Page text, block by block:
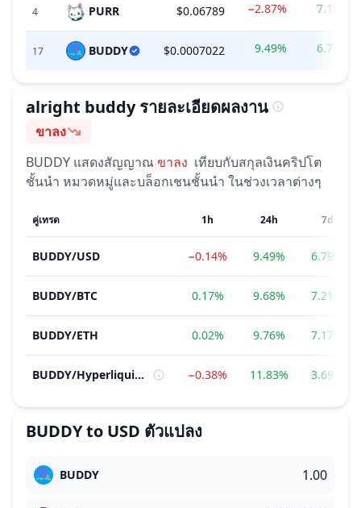
4 PURR $0.06789 −2.87% 7.15%
17 BUDDY $0.0007022 9.49% 6.77%
alright buddy รายละเอียดผลงาน
อารมณ์
ขาลง
BUDDY แสดงสัญญาณขาลง เทียบกับสกุลเงินคริปโต
ชั้นนำ หมวดหมู่และบล็อกเชนชั้นนำ ในช่วงเวลาต่างๆ
คู่เทรด 1h 24h 7d
BUDDY/USD −0.14% 9.49% 6.79%
BUDDY/BTC 0.17% 9.68% 7.21%
BUDDY/ETH 0.02% 9.76% 7.17%
BUDDY/ Hyperliquid Ecosystem −0.38% 11.83% 3.69%
BUDDYto USD ตัวแปลง
BUDDY